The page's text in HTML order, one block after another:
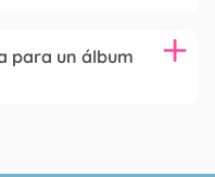
para un álbum